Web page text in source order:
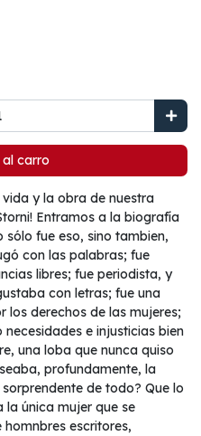
carro
vida y la obra de nuestra
Entramos a la biografía
fue eso, sino tambien,
con las palabras; fue
libres; fue periodista, y
con letras; fue una
los derechos de las mujeres;
e injusticias bien
una loba que nunca quiso
profundamente, la
de todo? Que lo
la única mujer que se
escritores,